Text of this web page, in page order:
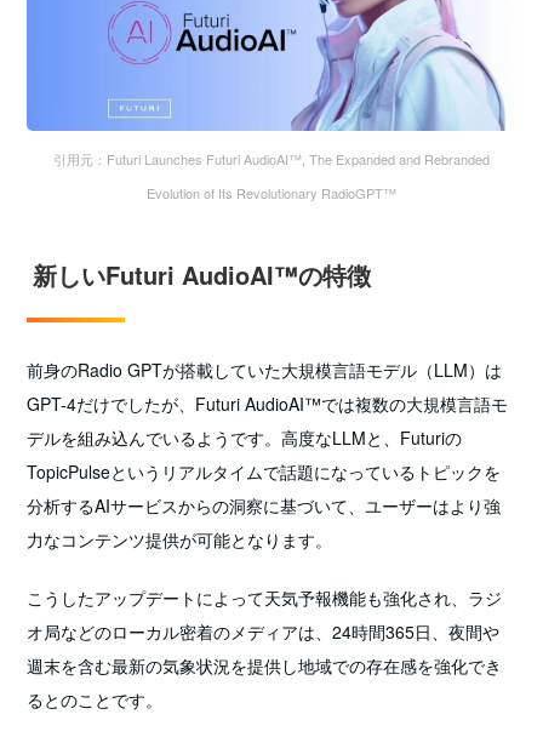
引用元：Futuri Launches Futuri AudioAI™, The Expanded and Rebranded
Evolution of Its Revolutionary RadioGPT™
新しいFuturi AudioAI™の特徴
前身のRadio GPTが搭載していた大規模言語モデル（LLM）は
GPT-4だけでしたが、Futuri AudioAI™では複数の大規模言語モ
デルを組み込んでいるようです。高度なLLMと、Futuriの
TopicPulseというリアルタイムで話題になっているトピックを
分析するAIサービスからの洞察に基づいて、ユーザーはより強
力なコンテンツ提供が可能となります。
こうしたアップデートによって天気予報機能も強化され、ラジ
オ局などのローカル密着のメディアは、24時間365日、夜間や
週末を含む最新の気象状況を提供し地域での存在感を強化でき
るとのことです。